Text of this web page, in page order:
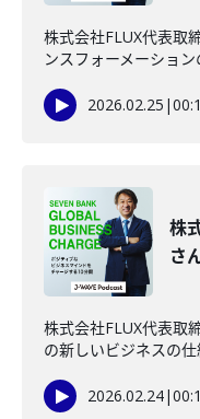
株式会社FLUX代表取
ンスフォーメーション
2026.02.25 |
株
さ
株式会社FLUX代表取
の新しいビジネスの仕
2026.02.24|